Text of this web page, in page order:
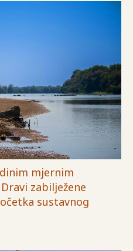
mjernim
zabilježene
sustavnog